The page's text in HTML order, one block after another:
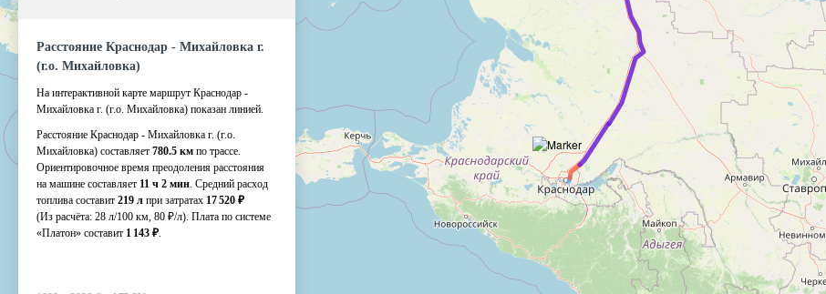
Расстояние Краснодар - Михайловка г.
(г.о. Михайловка)
На интерактивной карте маршрут Краснодар -
Михайловка г. (г.о. Михайловка) показан линией.
Расстояние Краснодар - Михайловка г. (г.о.
Михайловка) составляет 780.5 км по трассе.
Ориентировочное время преодоления расстояния
на машине составляет 11 ч 2 мин. Средний расход
топлива составит 219 л при затратах 17 520 ₽
(Из расчёта: 28 л/100 км, 80 ₽/л). Плата по системе
«Платон» составит 1 143 ₽.